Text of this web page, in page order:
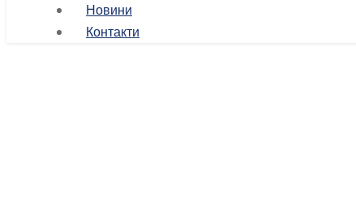
Новини
Контакти